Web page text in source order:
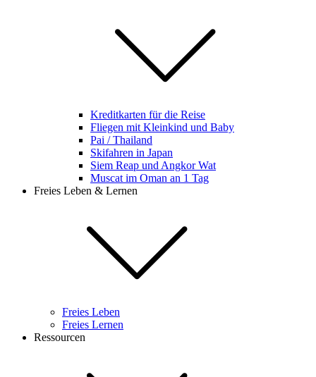
Kreditkarten für die Reise
Fliegen mit Kleinkind und Baby
Pai / Thailand
Skifahren in Japan
Siem Reap und Angkor Wat
Muscat im Oman an 1 Tag
Freies Leben & Lernen
Freies Leben
Freies Lernen
Ressourcen